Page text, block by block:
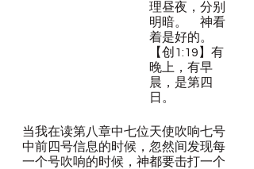
理昼夜，分别
明暗。　神看
着是好的。
【创1:19】有
晚上，有早
晨，是第四
日。
当我在读第八章中七位天使吹响七号
中前四号信息的时候，忽然间发现每
一个号吹响的时候，神都要击打一个